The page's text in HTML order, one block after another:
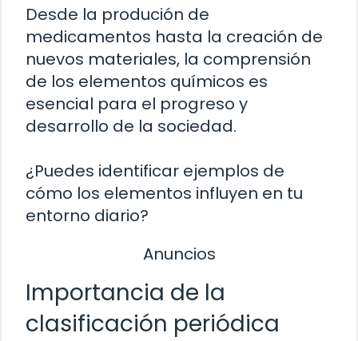
Desde la produción de
medicamentos hasta la creación de
nuevos materiales, la comprensión
de los elementos químicos es
esencial para el progreso y
desarrollo de la sociedad.
¿Puedes identificar ejemplos de
cómo los elementos influyen en tu
entorno diario?
Anuncios
Importancia de la
clasificación periódica